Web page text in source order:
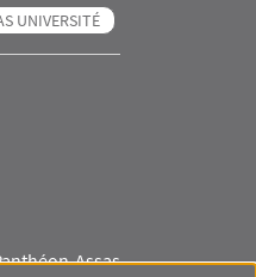
UNIVERSITÉ
Assas